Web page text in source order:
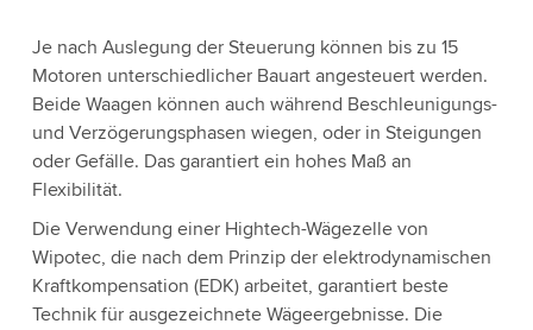
Je nach Auslegung der Steuerung können bis zu 15
Motoren unterschiedlicher Bauart angesteuert werden.
Beide Waagen können auch während Beschleunigungs-
und Verzögerungsphasen wiegen, oder in Steigungen
oder Gefälle. Das garantiert ein hohes Maß an
Flexibilität.
Die Verwendung einer Hightech-Wägezelle von
Wipotec, die nach dem Prinzip der elektrodynamischen
Kraftkompensation (EDK) arbeitet, garantiert beste
Technik für ausgezeichnete Wägeergebnisse. Die